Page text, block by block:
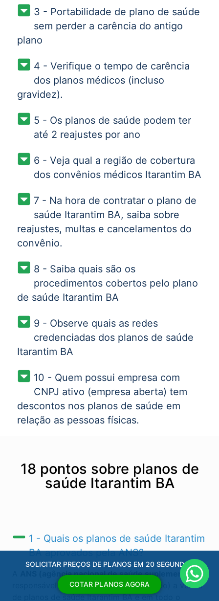
3 - Portabilidade de plano de saúde
sem perder a carência do antigo
plano
4 - Verifique o tempo de carência
dos planos médicos (incluso
gravidez).
5 - Os planos de saúde podem ter
até 2 reajustes por ano
6 - Veja qual a região de cobertura
dos convênios médicos Itarantim BA
7 - Na hora de contratar o plano de
saúde Itarantim BA, saiba sobre
reajustes, multas e cancelamentos do
convênio.
8 - Saiba quais são os
procedimentos cobertos pelo plano
de saúde Itarantim BA
9 - Observe quais as redes
credenciadas dos planos de saúde
Itarantim BA
10 - Quem possui empresa com
CNPJ ativo (empresa aberta) tem
descontos nos planos de saúde em
relação as pessoas físicas.
18 pontos sobre planos de
saúde Itarantim BA
1 - Quais os planos de saúde Itarantim
BA​ aprovados pela ANS?
ANS (agência nacional de saúde suplementar)é
responsável por regular (autorizas ou não) a venda
de planos de saúde Itarantim BA​ e em todo o
SOLICITAR PREÇOS DE PLANOS EM 20 SEGUNDOS
COTAR PLANOS AGORA